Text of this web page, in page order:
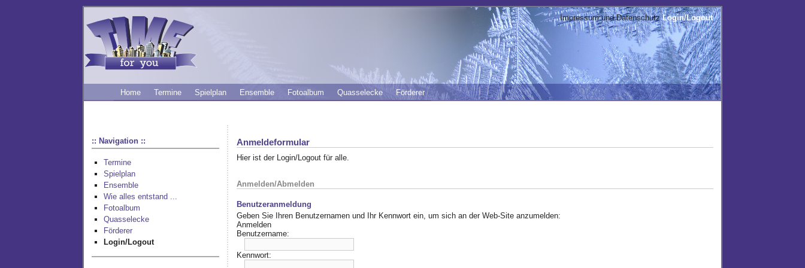
Impressum und Datenschutz Login/Logout
Home Termine Spielplan Ensemble Fotoalbum Quasselecke Förderer
:: Navigation ::
Termine
Spielplan
Ensemble
Wie alles entstand ...
Fotoalbum
Quasselecke
Förderer
Login/Logout
Anmeldeformular
Hier ist der Login/Logout für alle.
Anmelden/Abmelden
Benutzeranmeldung
Geben Sie Ihren Benutzernamen und Ihr Kennwort ein, um sich an der Web-Site anzumelden:
Anmelden
Benutzername:
Kennwort: